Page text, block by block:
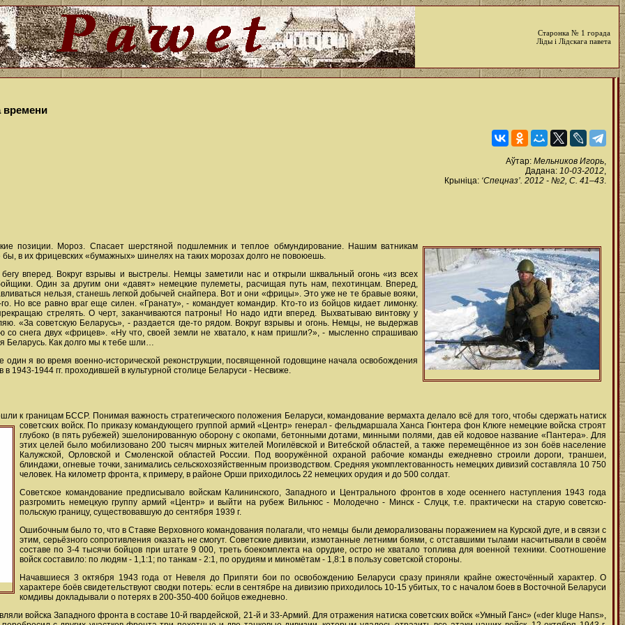
Старонка № 1 горада
Ліды і Лідскага павета
Аўтар: Мельников Игорь,
Дадана: 10-03-2012,
Крыніца: ‘Спецназ’. 2012 - №2, C. 41–43.
позиции. Мороз. Спасает шерстяной подшлемник и теплое обмундирование. Нашим ватникам
в их фрицевских «бумажных» шинелях на таких морозах долго не повоюешь.
вперед. Вокруг взрывы и выстрелы. Немцы заметили нас и открыли шквальный огонь «из всех
Один за другим они «давят» немецкие пулеметы, расчищая путь нам, пехотинцам. Вперед,
нельзя, станешь легкой добычей снайпера. Вот и они «фрицы». Это уже не те бравые вояки,
Но все равно враг еще силен. «Гранату», - командует командир. Кто-то из бойцов кидает лимонку.
стрелять. О черт, заканчиваются патроны! Но надо идти вперед. Выхватываю винтовку у
«За советскую Беларусь», - раздается где-то рядом. Вокруг взрывы и огонь. Немцы, не выдержав
со снега двух «фрицев». «Ну что, своей земли не хватало, к нам пришли?», - мысленно спрашиваю
Беларусь. Как долго мы к тебе шли…
я во время военно-исторической реконструкции, посвященной годовщине начала освобождения
1943-1944 гг. проходившей в культурной столице Беларуси - Несвиже.
к границам БССР. Понимая важность стратегического положения Беларуси, командование вермахтаделало всё для того, чтобы сдержать натиск
советских войск. По приказу командующего группой армий «Центр» генерал - фельдмаршала Ханса Гюнтера фон Клюге немецкие войска строят
глубоко (в пять рубежей) эшелонированную оборону с окопами, бетонными дотами, минными полями, дав ей кодовое название «Пантера». Для
этих целей было мобилизовано 200 тысяч мирных жителей Могилёвской и Витебской областей, а также перемещённое из зон боёв население
Калужской, Орловской и Смоленской областей России. Под вооружённой охраной рабочие команды ежедневно строили дороги, траншеи,
блиндажи, огневые точки, занимались сельскохозяйственным производством. Средняя укомплектованность немецких дивизий составляла 10 750
человек. На километр фронта, к примеру, в районе Орши приходилось 22 немецких орудия и до 500 солдат.
Советское командование предписывало войскам Калининского, Западного и Центрального фронтов в ходе осеннего наступления 1943 года
разгромить немецкую группу армий «Центр» и выйти на рубеж Вильнюс - Молодечно - Минск - Слуцк, т.е. практически на старую советско-
польскую границу, существовавшую до сентября 1939 г.
Ошибочным было то, что в Ставке Верховного командования полагали, что немцы были деморализованы поражением на Курской дуге, и в связи с
этим, серьёзного сопротивления оказать не смогут. Советские дивизии, измотанные летними боями, с отставшими тылами насчитывали в своём
составе по 3-4 тысячи бойцов при штате 9 000, треть боекомплекта на орудие, остро не хватало топлива для военной техники. Соотношение
войск составило: по людям - 1,1:1; по танкам - 2:1, по орудиям и миномётам - 1,8:1 в пользу советской стороны.
Начавшиеся 3 октября 1943 года от Невеля до Припяти бои по освобождению Беларуси сразу приняли крайне ожесточённый характер. О
характере боёв свидетельствуют сводки потерь: если в сентябре на дивизию приходилось 10-15 убитых, то с началом боев в Восточной Беларуси
комдивы докладывали о потерях в 200-350-400 бойцов ежедневно.
войска Западного фронта в составе 10-й гвардейской, 21-й и 33-Армий. Для отражения натиска советских войск «Умный Ганс» («der kluge Hans»,